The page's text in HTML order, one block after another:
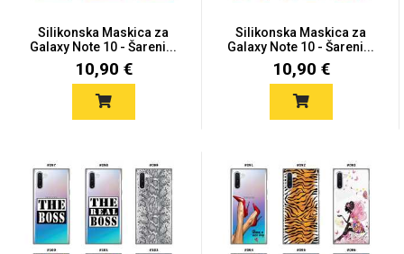
Silikonska Maskica za
Galaxy Note 10 - Šareni...
10,90 €
Silikonska Maskica za
Galaxy Note 10 - Šareni...
10,90 €